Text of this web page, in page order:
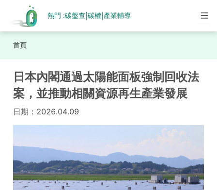
熱門 :碳盤查 碳權| 產業輔導
首頁
日本內閣通過太陽能面板強制回收法
案，並推動相關資源再生產業發展
日期： 2026.04.09